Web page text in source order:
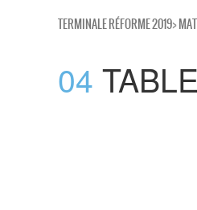
TERMINALE RÉFORME 2019>
04